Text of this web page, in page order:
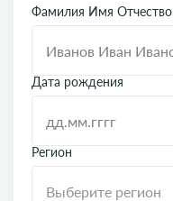
Фамилия Имя Отчество
Дата рождения
Регион